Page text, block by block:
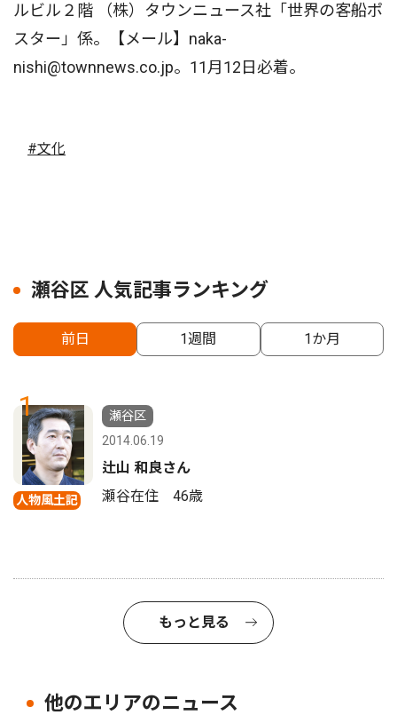
ルビル２階 （株）タウンニュース社「世界の客船ポ
スター」係。【メール】naka-
nishi@townnews.co.jp。11月12日必着。
#文化
瀬谷区 人気記事ランキング
前日 1週間 1か月
1
人物風土記
瀬谷区
2014.06.19
辻山 和良さん
瀬谷在住 46歳
もっと見る
他のエリアのニュース